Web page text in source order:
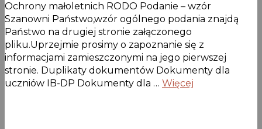
Ochrony małoletnich RODO Podanie – wzór
Szanowni Państwo,wzór ogólnego podania znajdą
Państwo na drugiej stronie załączonego
pliku.Uprzejmie prosimy o zapoznanie się z
informacjami zamieszczonymi na jego pierwszej
stronie. Duplikaty dokumentów Dokumenty dla
uczniów IB-DP Dokumenty dla … Więcej